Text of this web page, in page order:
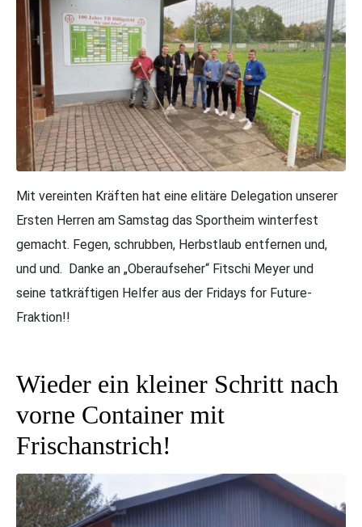
Mit vereinten Kräften hat eine elitäre Delegation unserer
Ersten Herren am Samstag das Sportheim winterfest
gemacht. Fegen, schrubben, Herbstlaub entfernen und,
und und. Danke an „Oberaufseher“ Fitschi Meyer und
seine tatkräftigen Helfer aus der Fridays for Future-
Fraktion!!
Wieder ein kleiner Schritt nach
vorne Container mit
Frischanstrich!